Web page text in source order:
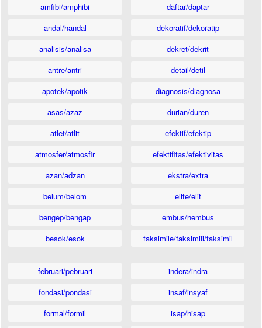
amfibi/amphibi
andal/handal
analisis/analisa
antre/antri
apotek/apotik
asas/azaz
atlet/atlit
atmosfer/atmosfir
azan/adzan
belum/belom
bengep/bengap
besok/esok
daftar/daptar
dekoratif/dekoratip
dekret/dekrit
detail/detil
diagnosis/diagnosa
durian/duren
efektif/efektip
efektifitas/efektivitas
ekstra/extra
elite/elit
embus/hembus
faksimile/faksimili/faksimil
februari/pebruari
fondasi/pondasi
formal/formil
indera/indra
insaf/insyaf
isap/hisap